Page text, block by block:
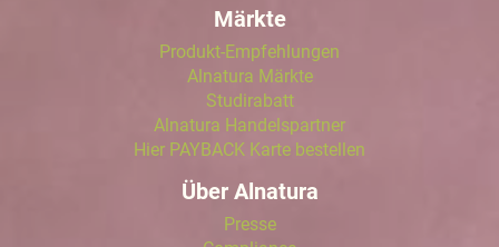
Märkte
Produkt-Empfehlungen
Alnatura Märkte
Studirabatt
Alnatura Handelspartner
Hier PAYBACK Karte bestellen
Über Alnatura
Presse